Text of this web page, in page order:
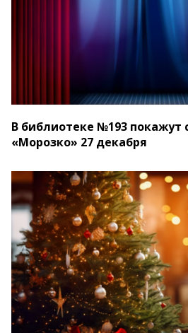
В библиотеке №193 покажут
«Морозко» 27 декабря